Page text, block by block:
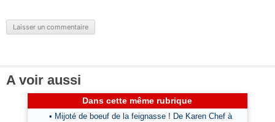
A voir aussi
Dans cette même rubrique
• Mijoté de boeuf de la feignasse ! De Karen Chef à